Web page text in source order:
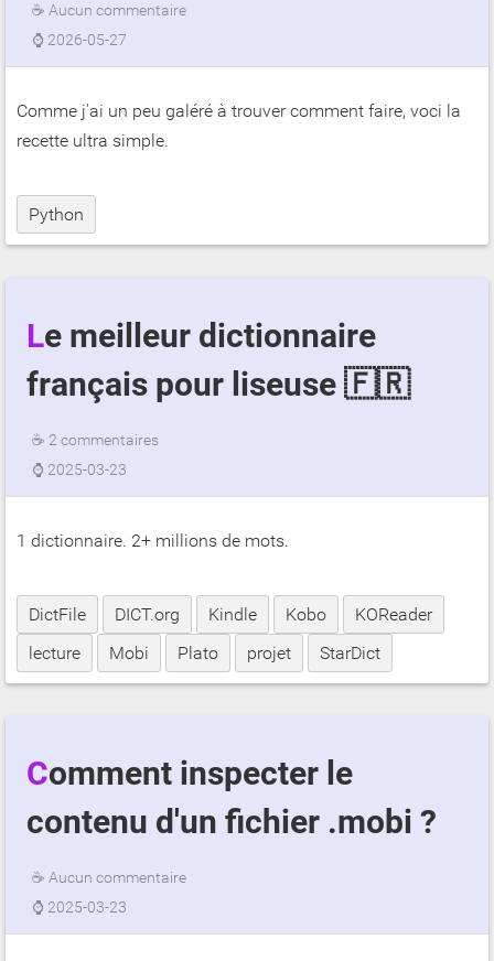
☕ Aucun commentaire
⌚ 2026-05-27
Comme j'ai un peu galéré à trouver comment faire, voci la
recette ultra simple.
Python
Le meilleur dictionnaire
français pour liseuse 🇫🇷
☕ 2 commentaires
⌚ 2025-03-23
1 dictionnaire. 2+ millions de mots.
DictFile DICT.org Kindle Kobo
KOReader
lecture
Mobi Plato projet StarDict
Comment inspecter le
contenu d'un fichier .mobi ?
☕ Aucun commentaire
⌚ 2025-03-23